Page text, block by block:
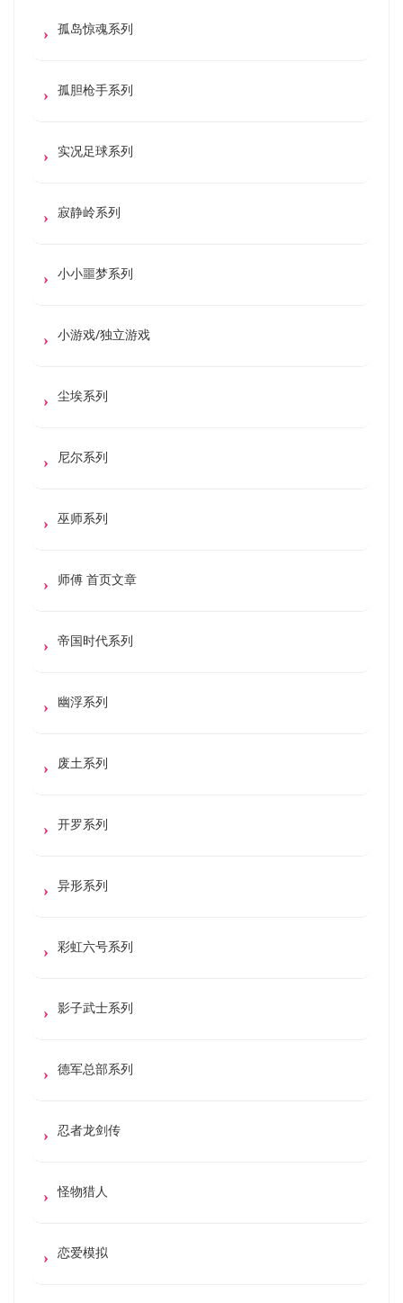
孤岛惊魂系列
孤胆枪手系列
实况足球系列
寂静岭系列
小小噩梦系列
小游戏/独立游戏
尘埃系列
尼尔系列
巫师系列
师傅 首页文章
帝国时代系列
幽浮系列
废土系列
开罗系列
异形系列
彩虹六号系列
影子武士系列
德军总部系列
忍者龙剑传
怪物猎人
恋爱模拟